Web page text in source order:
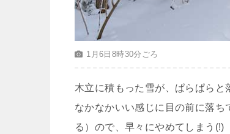
1月6日8時30分ごろ
木立に積もった雪が、ぱらぱらと
なかなかいい感じに目の前に落
る）ので、早々にやめてしまう(!)